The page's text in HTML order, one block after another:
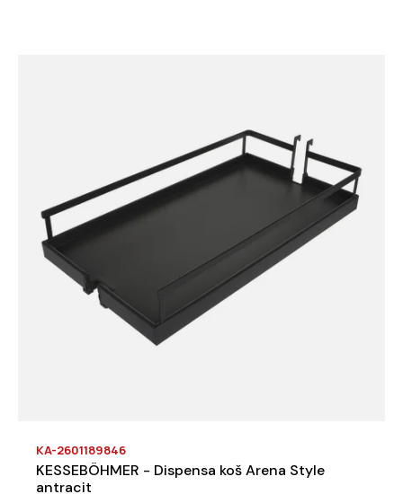
KA-2601189846
KESSEBÖHMER - Dispensa koš Arena Style
antracit